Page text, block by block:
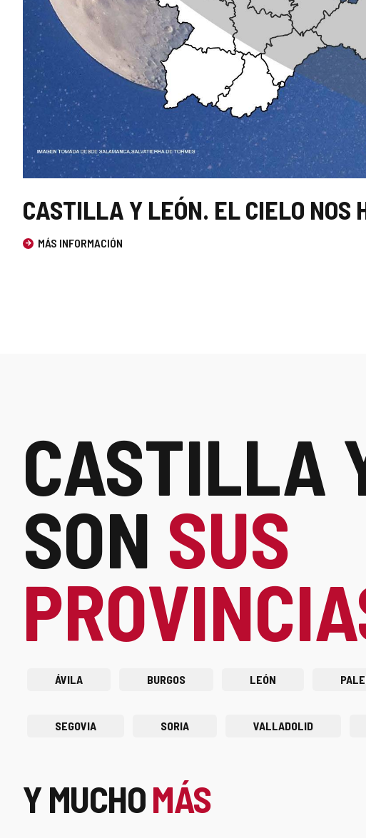
CASTILLA Y LEÓN. EL CIELO NOS
ELEGIDO
MÁS INFORMACIÓN
Destinos
CASTILLA
SON SUS
ÁVILA BURGOS LEÓN
SEGOVIA SORIA VALLADOLID
Y MUCHOMÁS